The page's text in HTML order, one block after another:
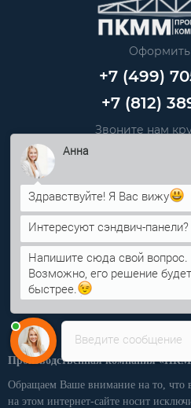
Оформить
+7 (499)
+7 (812)
Звоните нам
Личный
Производственная компания
Обращаем Ваше внимание на то, что
на этом интернет-сайте носит
Введите сообщение
Анна
Здравствуйте! Я Вас вижу
Интересуют сэндвич-панели?
Напишите сюда свой вопрос.
Возможно, его решение будет
быстрее.